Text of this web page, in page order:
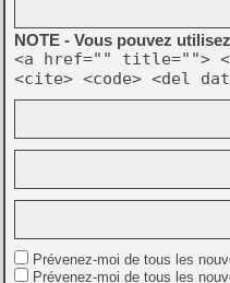
NOTE - Vous pouvez
<a href="" title="">
<cite> <code> <del
Prévenez-moi de tous les
Prévenez-moi de tous les